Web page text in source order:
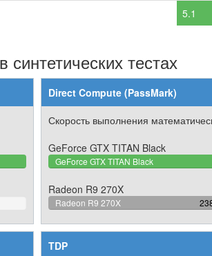
5.1
тестах
Direct Compute (PassMark)
Скорость выполнения
GeForce GTX TITAN Black
GeForce GTX TITAN Black
Radeon R9 270X
Radeon R9 270X
TDP